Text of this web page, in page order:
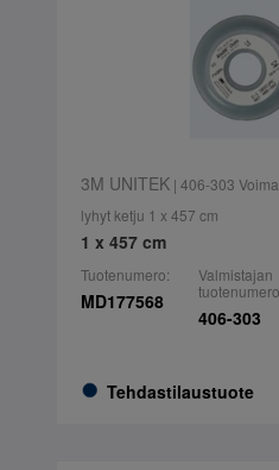
3M UNITEK| 406-303
lyhyt ketju 1 x 457 cm
1 x 457 cm
Tuotenumero:
MD177568
Tehdastilaustuote
Valmistajan
406-303